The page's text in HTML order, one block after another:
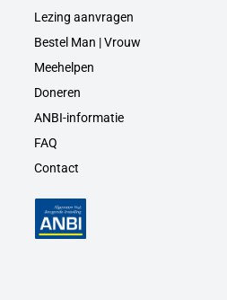
Lezing aanvragen
Bestel Man | Vrouw
Meehelpen
Doneren
ANBI-informatie
FAQ
Contact